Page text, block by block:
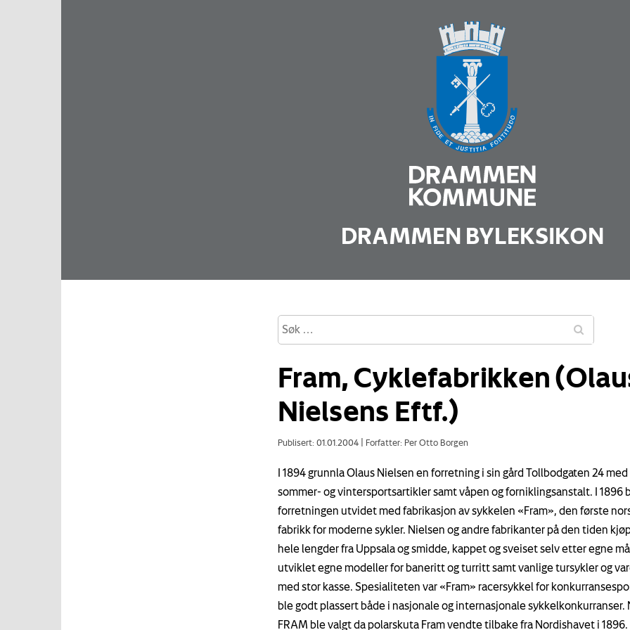
DRAMMEN BYLEKSIKON
Fram, Cyklefabrikken
Nielsens Eftf.)
Publisert: 01.01.2004 Forfatter: Per Otto Borgen
I 1894 grunnla Olaus Nielsen en forretning i sin gård Tollbodgaten 24 med
sommer- og vintersportsartikler samt våpen og forniklingsanstalt. I 1896
forretningen utvidet med fabrikasjon av sykkelen «Fram», den første
fabrikk for moderne sykler. Nielsen og andre fabrikanter på den tiden
hele lengder fra Uppsala og smidde, kappet og sveiset selv etter egne
utviklet egne modeller for baneritt og turritt samt vanlige tursykler og
med stor kasse. Spesialiteten var «Fram» racersykkel for
ble godt plassert både i nasjonale og internasjonale sykkelkonkurranser.
FRAM ble valgt da polarskuta Fram vendte tilbake fra Nordishavet i 1896.